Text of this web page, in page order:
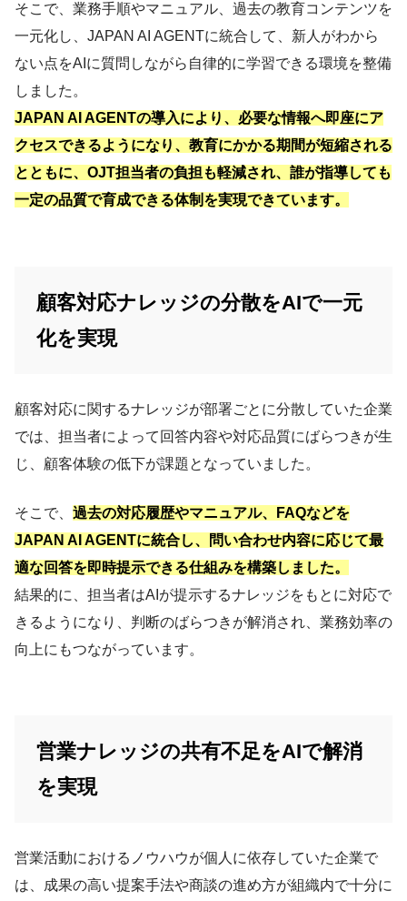
そこで、業務手順やマニュアル、過去の教育コンテンツを
一元化し、JAPAN AI AGENTに統合して、新人がわから
ない点をAIに質問しながら自律的に学習できる環境を整備
しました。
JAPAN AI AGENTの導入により、必要な情報へ即座にア
クセスできるようになり、教育にかかる期間が短縮される
とともに、OJT担当者の負担も軽減され、誰が指導しても
一定の品質で育成できる体制を実現できています。
顧客対応ナレッジの分散をAIで一元
化を実現
顧客対応に関するナレッジが部署ごとに分散していた企業
では、担当者によって回答内容や対応品質にばらつきが生
じ、顧客体験の低下が課題となっていました。
そこで、 過去の対応履歴やマニュアル、FAQなどを
JAPAN AI AGENTに統合し、問い合わせ内容に応じて最
適な回答を即時提示できる仕組みを構築しました。
結果的に、担当者はAIが提示するナレッジをもとに対応で
きるようになり、判断のばらつきが解消され、業務効率の
向上にもつながっています。
営業ナレッジの共有不足をAIで解消
を実現
営業活動におけるノウハウが個人に依存していた企業で
は、成果の高い提案手法や商談の進め方が組織内で十分に